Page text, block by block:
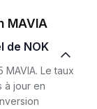
MAVIA
Le taux
à jour en